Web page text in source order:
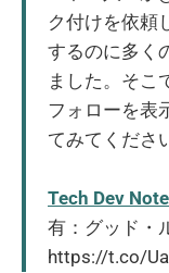
ク付けを依頼
するのに多く
ました。そこ
フォローを表
てみてくださ
Tech Dev
有：グッド・
https://t.co/